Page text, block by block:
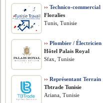
›› Technico-commercial
Floralies
Tunis, Tunisie
›› Plombier / Électricien
Hôtel Palais Royal
Sfax, Tunisie
›› Représentant Terrain
Tbtrade Tunisie
Ariana, Tunisie